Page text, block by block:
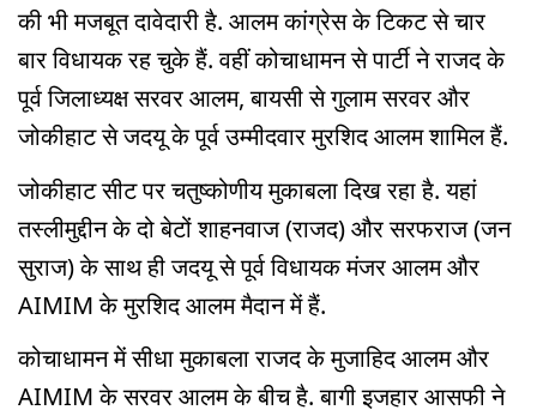
की भी मजबूत दावेदारी है. आलम कांग्रेस के टिकट से चार
बार विधायक रह चुके हैं. वहीं कोचाधामन से पार्टी ने राजद के
पूर्व जिलाध्यक्ष सरवर आलम, बायसी से गुलाम सरवर और
जोकीहाट से जदयू के पूर्व उम्मीदवार मुरशिद आलम शामिल हैं.
जोकीहाट सीट पर चतुष्कोणीय मुकाबला दिख रहा है. यहां
तस्लीमुद्दीन के दो बेटों शाहनवाज (राजद) और सरफराज (जन
सुराज) के साथ ही जदयू से पूर्व विधायक मंजर आलम और
AIMIM के मुरशिद आलम मैदान में हैं.
कोचाधामन में सीधा मुकाबला राजद के मुजाहिद आलम और
AIMIM के सरवर आलम के बीच है. बागी इजहार आसफी ने